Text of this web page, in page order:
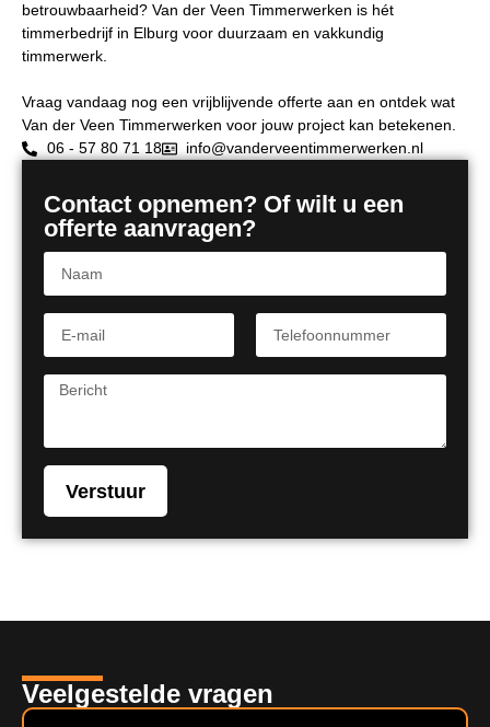
Contact opnemen? Of wilt u een
offerte aanvragen?
Verstuur
betrouwbaarheid? Van der Veen Timmerwerken is hét
timmerbedrijf in Elburg voor duurzaam en vakkundig
timmerwerk.
Vraag vandaag nog een vrijblijvende offerte aan en ontdek wat
Van der Veen Timmerwerken voor jouw project kan betekenen.
06 - 57 80 71 18
info@vanderveentimmerwerken.nl
Veelgestelde vragen